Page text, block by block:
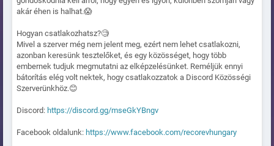
akár éhen is halhat.😱
Hogyan csatlakozhatsz?🧐
Mivel a szerver még nem jelent meg, ezért nem lehet csatlakozni,
azonban keresünk tesztelőket, és egy közösséget, hogy több
embernek tudjuk megmutatni az elképzelésünket. Reméljük ennyi
bátorítás elég volt nektek, hogy csatlakozzatok a Discord Közösségi
Szerverünkhöz.😊
Discord: https://discord.gg/mseGkYBngv
Facebook oldalunk: https://www.facebook.com/recorevhungary